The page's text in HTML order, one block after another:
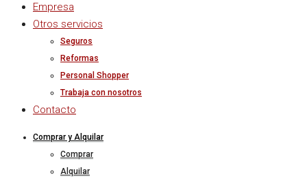
Empresa
Otros servicios
Seguros
Reformas
Personal Shopper
Trabaja con nosotros
Contacto
Comprar y Alquilar
Comprar
Alquilar